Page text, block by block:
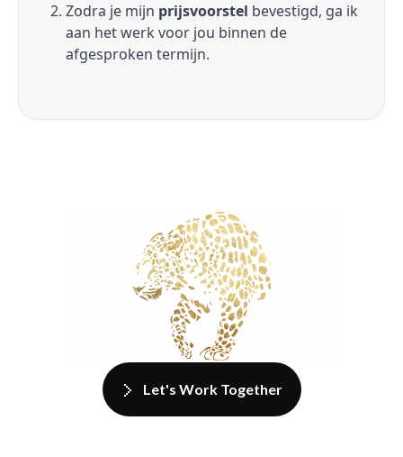
Zodra je mijn prijsvoorstel bevestigd, ga ik
aan het werk voor jou binnen de
afgesproken termijn.
Let's Work Together